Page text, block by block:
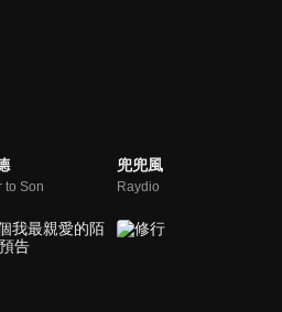
to Son
兜兜風
Raydio